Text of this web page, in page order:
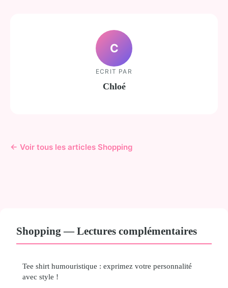
C
ECRIT PAR
Chloé
← Voir tous les articles Shopping
Shopping — Lectures complémentaires
Tee shirt humouristique : exprimez votre personnalité
avec style !